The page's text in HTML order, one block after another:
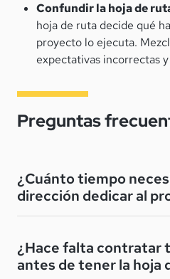
Confundir la hoja de
hoja de ruta decide qué
proyecto lo ejecuta.
expectativas incorrectas
Preguntas
¿Cuánto tiempo
dirección dedicar al
¿Hace falta contratar
antes de tener la hoja